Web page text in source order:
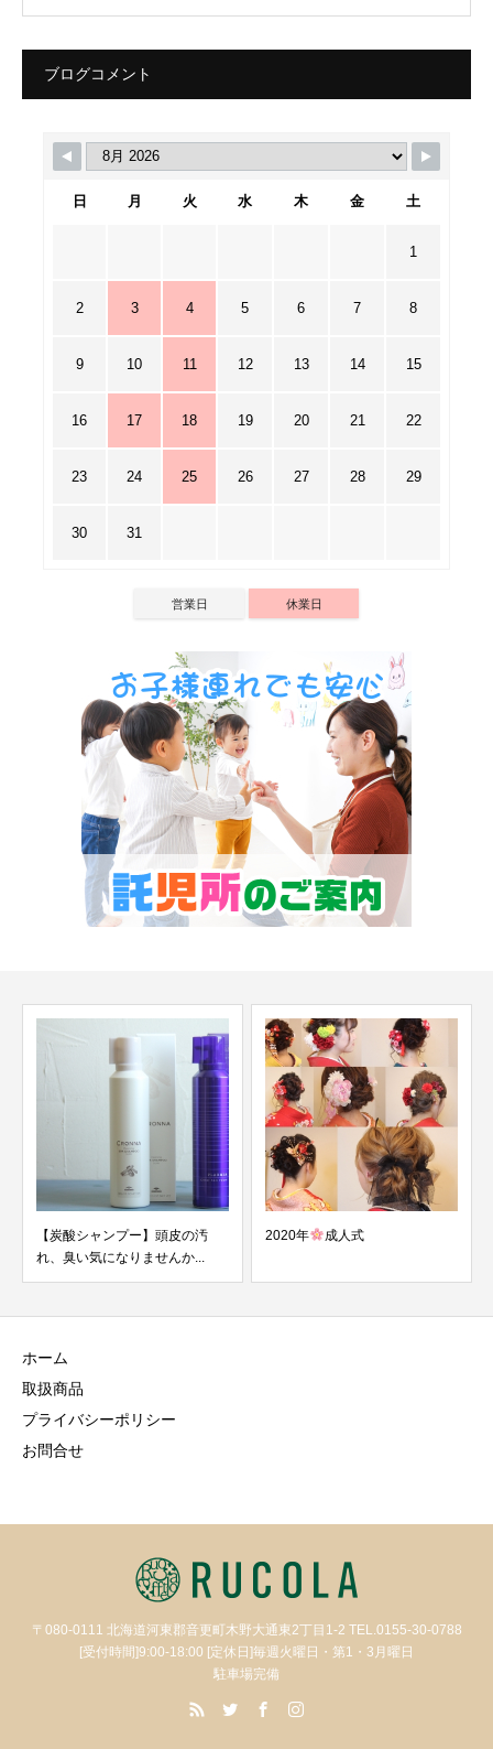
ブログコメント
日 月 火 水 木 金 土
1
2 3 4 5 6 7 8
9 10 11 12 13 14 15
16 17 18 19 20 21 22
23 24 25 26 27 28 29
30 31
営業日 休業日
【炭酸シャンプー】頭皮の汚
れ、臭い気になりませんか...
2020年 成人式
ホーム
取扱商品
プライバシーポリシー
お問合せ
〒080-0111 北海道河東郡音更町木野大通東2丁目1-2 TEL.0155-30-0788
[受付時間]9:00-18:00 [定休日]毎週火曜日・第1・3月曜日
駐車場完備